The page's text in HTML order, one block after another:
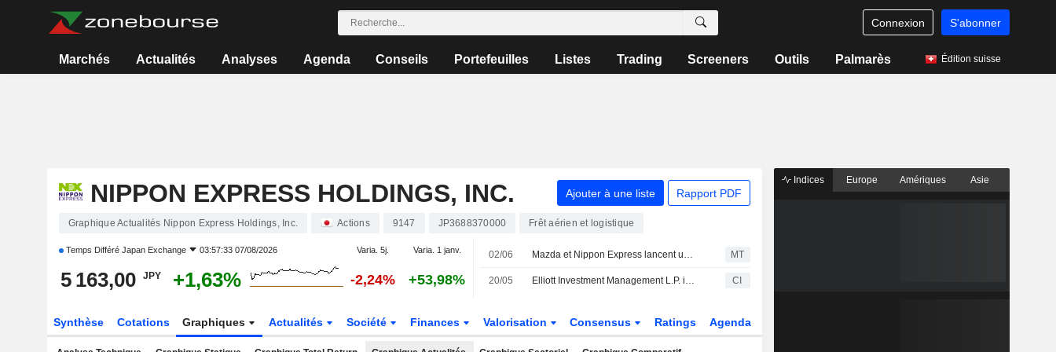
Connexion S'abonner
Marchés Actualités Analyses Agenda Conseils Portefeuilles Listes Trading Screeners Outils Palmarès Édition suisse
NIPPON EXPRESS HOLDINGS, INC. Ajouter à une liste Rapport PDF
Graphique Actualités Nippon Express Holdings, Inc. Actions 9147 JP3688370000 Frêt aérien et logistique
Temps Différé Japan Exchange 03:57:33 07/08/2026 Varia. 5j. Varia. 1 janv.
5 163,00 JPY +1,63% -2,24% +53,98%
02/06 Mazda et Nippon Express lancent un essai pilote de biocarburant MT
20/05 Elliott Investment Management L.P. interpelle Nippon Express Holdings, Inc. CI
Synthèse Cotations Graphiques Actualités Société Finances Valorisation Consensus Ratings Agenda
Indices Europe Amériques Asie